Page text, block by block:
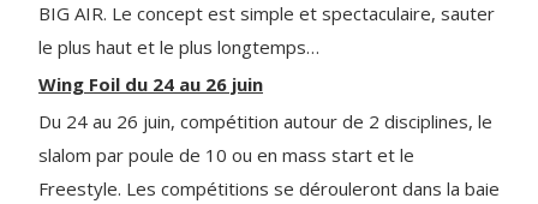
BIG AIR. Le concept est simple et spectaculaire, sauter
le plus haut et le plus longtemps…
Wing Foil du 24 au 26 juin
Du 24 au 26 juin, compétition autour de 2 disciplines, le
slalom par poule de 10 ou en mass start et le
Freestyle. Les compétitions se dérouleront dans la baie